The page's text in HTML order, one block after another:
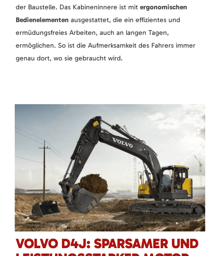
der Baustelle. Das Kabineninnere ist mit ergonomischen
Bedienelementen ausgestattet, die ein effizientes und
ermüdungsfreies Arbeiten, auch an langen Tagen,
ermöglichen. So ist die Aufmerksamkeit des Fahrers immer
genau dort, wo sie gebraucht wird.
VOLVO D4J: SPARSAMER UND